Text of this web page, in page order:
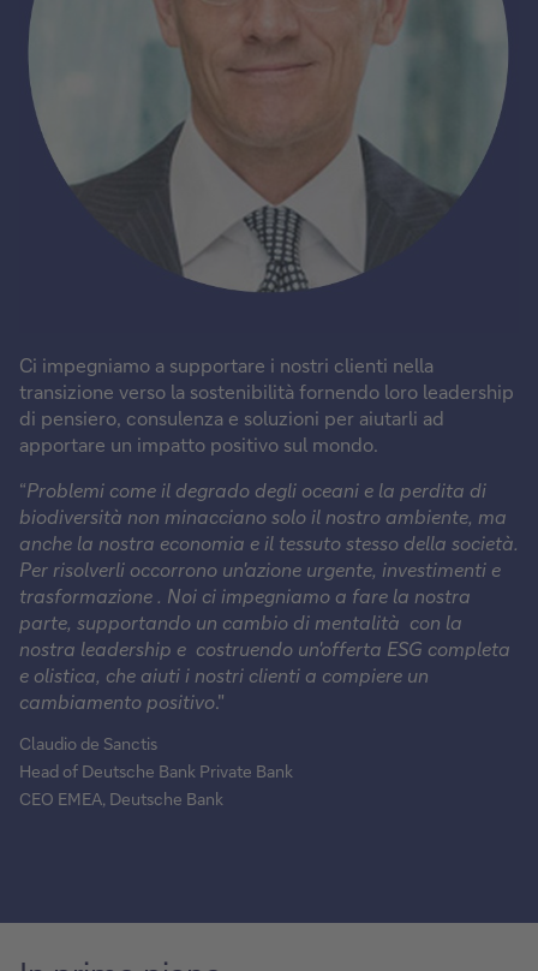
Ci impegniamo a supportare i nostri clienti nella
transizione verso la sostenibilità fornendo loro leadership
di pensiero, consulenza e soluzioni per aiutarli ad
apportare un impatto positivo sul mondo.
“Problemi come il degrado degli oceani e la perdita di
biodiversità non minacciano solo il nostro ambiente, ma
anche la nostra economia e il tessuto stesso della società.
Per risolverli occorrono un'azione urgente, investimenti e
trasformazione . Noi ci impegniamo a fare la nostra
parte, supportando un cambio di mentalità con la
nostra leadership e costruendo un'offerta ESG completa
e olistica, che aiuti i nostri clienti a compiere un
cambiamento positivo."
Claudio de Sanctis
Head of Deutsche Bank Private Bank
CEO EMEA, Deutsche Bank